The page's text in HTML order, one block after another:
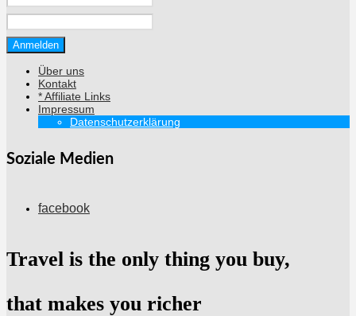
Über uns
Kontakt
* Affiliate Links
Impressum
Datenschutzerklärung
Soziale Medien
facebook
Travel is the only thing you buy,
that makes you richer